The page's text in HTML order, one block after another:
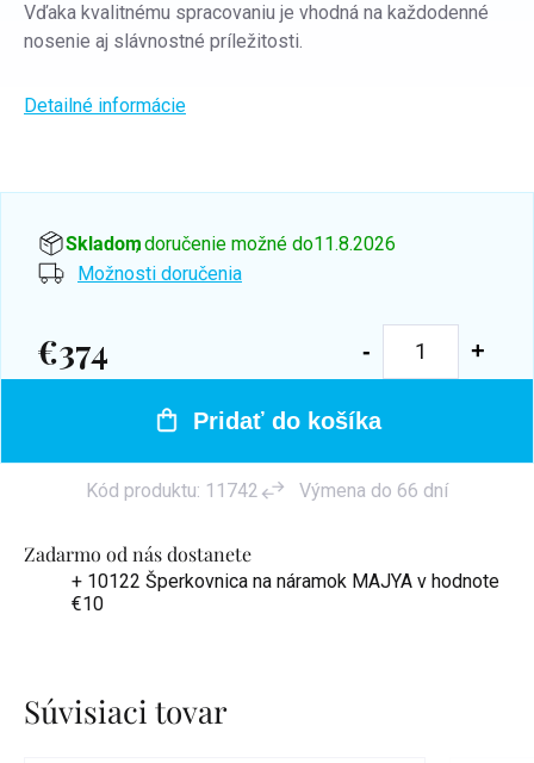
Zadarmo od nás dostanete
+ 10122 Šperkovnica na náramok MAJYA v hodnote
€10
Vďaka kvalitnému spracovaniu je vhodná na každodenné
nosenie aj slávnostné príležitosti.
Detailné informácie
Skladom, doručenie možné do11.8.2026
Možnosti doručenia
€374
Jednotková
Pridať do košíka
Kód produktu: 11742 Výmena do 66 dní
Súvisiaci tovar